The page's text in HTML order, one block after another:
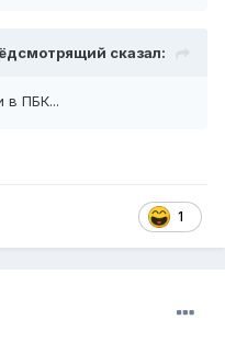
сказал:
в ПБК...
1